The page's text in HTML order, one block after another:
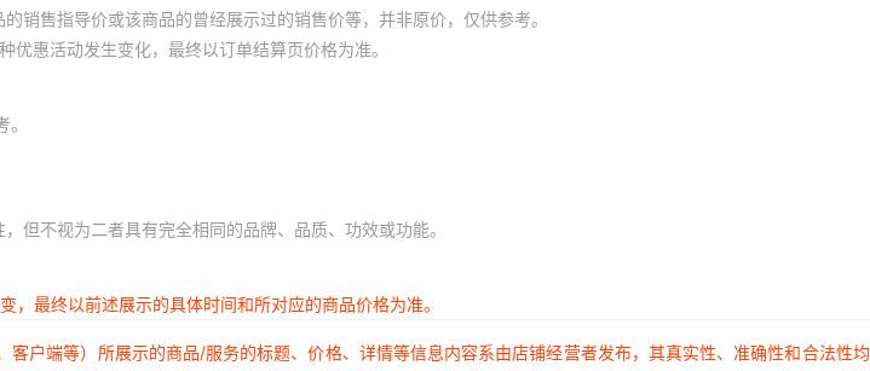
销售指导价或该商品的曾经展示过的销售价等，并非原价，仅供参考。
惠活动发生变化，最终以订单结算页价格为准。
但不视为二者具有完全相同的品牌、品质、功效或功能。
最终以前述展示的具体时间和所对应的商品价格为准。
户端等）所展示的商品/服务的标题、价格、详情等信息内容系由店铺经营者发布，其真实性、准确性和合法性